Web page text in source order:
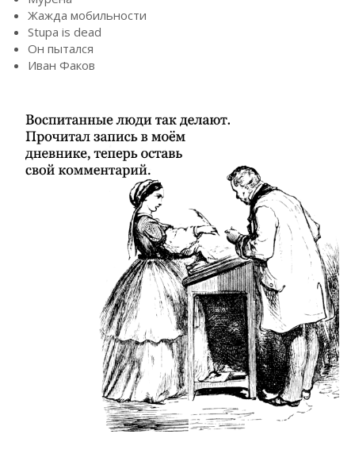
Жажда мобильности
Stupa is dead
Он пытался
Иван Факов